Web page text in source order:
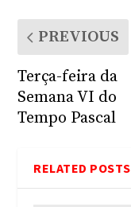
PREVIOUS
Terça-feira da
Semana VI do
Tempo Pascal
RELATED POSTS